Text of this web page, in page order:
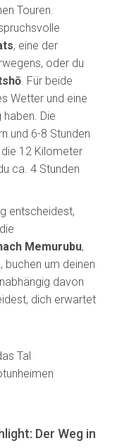
Touren.
, eine der
oder du
. Für beide
Wetter und eine
Die
und 6-8 Stunden
12 Kilometer
ca. 4 Stunden
entscheidest,
Memurubu,
buchen um deinen
davon
dich erwartet
Der Weg in